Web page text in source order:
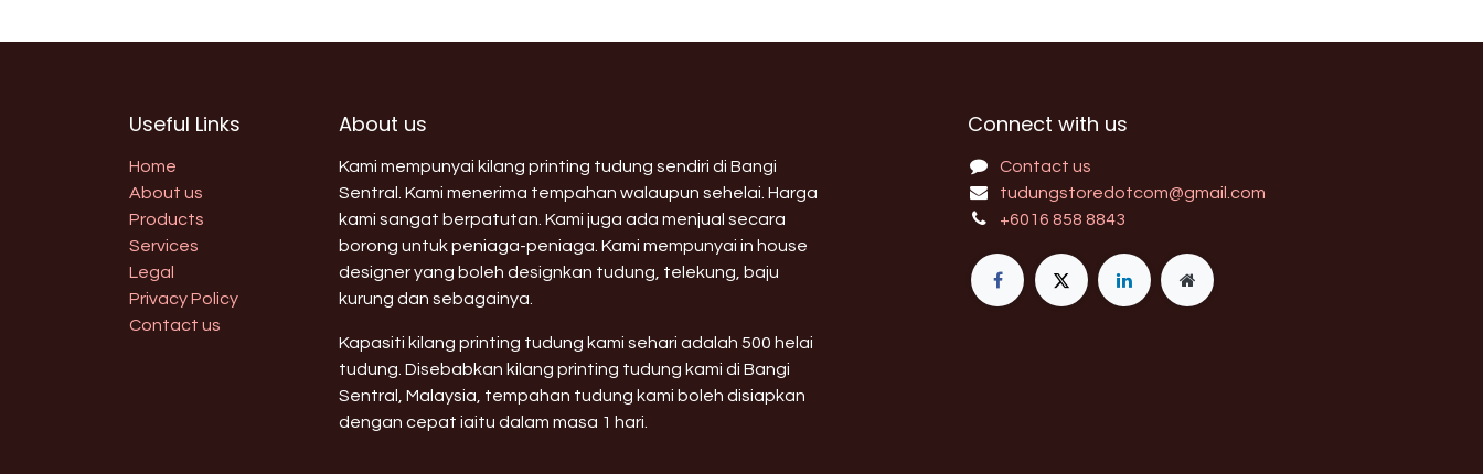
Useful Links
Home
About us
Products
Services
Legal
Privacy Policy
Contact us
About us
Kami mempunyai kilang printing tudung sendiri di Bangi
Sentral. Kami menerima tempahan walaupun sehelai. Harga
kami sangat berpatutan. Kami juga ada menjual secara
borong untuk peniaga-peniaga. Kami mempunyai in house
designer yang boleh designkan tudung, telekung, baju
kurung dan sebagainya.
Kapasiti kilang printing tudung kami sehari adalah 500 helai
tudung. Disebabkan kilang printing tudung kami di Bangi
Sentral, Malaysia, tempahan tudung kami boleh disiapkan
dengan cepat iaitu dalam masa 1 hari.
Connect with us
Contact us
tudungstoredotcom@gmail.com
+6016 858 8843